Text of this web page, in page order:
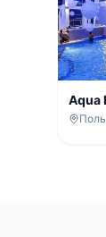
Aqua